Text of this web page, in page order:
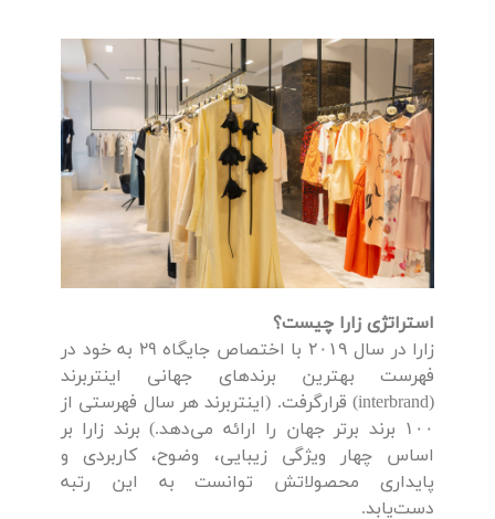
استراتژی زارا چیست؟
زارا در سال ۲۰۱۹ با اختصاص جایگاه 29 به خود در
فهرست بهترین برند‌های جهانی اینتربرند
(interbrand) قرار‌گرفت. (اینتربرند هر سال فهرستی از
۱۰۰ برند برتر جهان را ارائه می‌دهد.) برند زارا بر
اساس چهار ویژگی زیبایی، وضوح، کاربردی و
پایداری محصولاتش توانست به این رتبه
دست‌یابد.